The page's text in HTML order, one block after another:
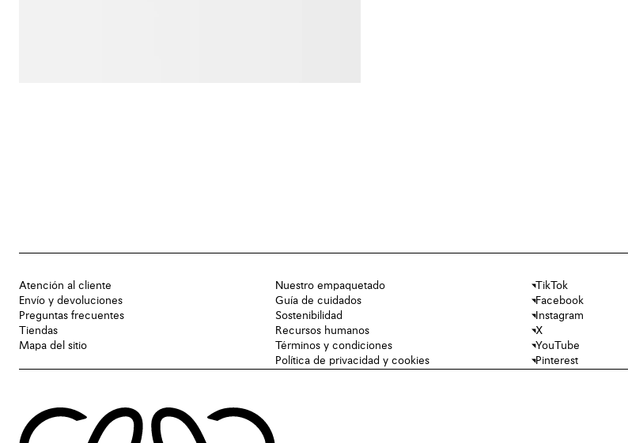
Atención al cliente
Envío y devoluciones
Preguntas frecuentes
Tiendas
Mapa del sitio
Nuestro empaquetado
Guía de cuidados
Sostenibilidad
Recursos humanos
Términos y condiciones
Política de privacidad y cookies
TikTok
Facebook
Instagram
X
YouTube
Pinterest